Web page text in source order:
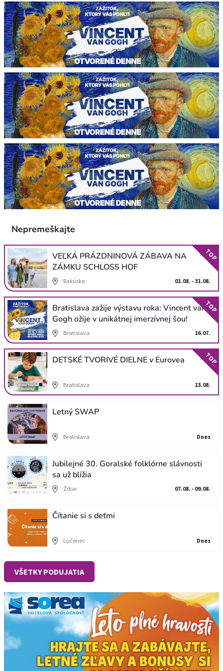
Nepremeškajte
VEĽKÁ PRÁZDNINOVÁ ZÁBAVA NA
ZÁMKU SCHLOSS HOF
Rakúsko 01.08. - 31.08.
TOP
Bratislava zažije výstavu roka: Vincent van
Gogh ožije v unikátnej imerzívnej šou!
Bratislava 16.07.
TOP
DETSKÉ TVORIVÉ DIELNE v Eurovea
Bratislava 13.08.
TOP
Letný SWAP
Bratislava Dnes
Jubilejné 30. Goralské folklórne slávnosti
sa už blížia
Ždiar 07.08. - 09.08.
Čítanie si s deťmi
Lučenec Dnes
VŠETKY PODUJATIA